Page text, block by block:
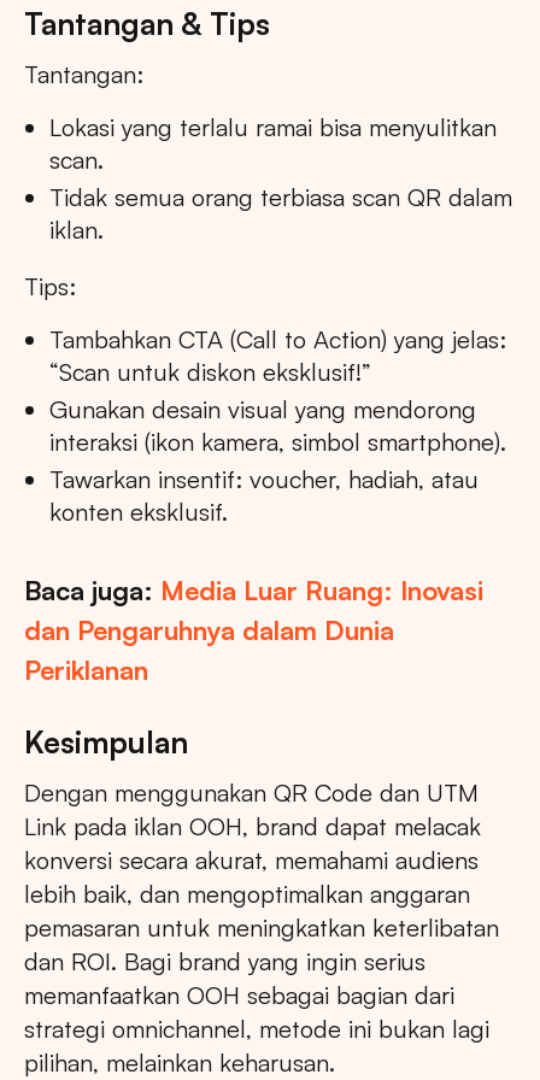
Tantangan & Tips
Tantangan:
Lokasi yang terlalu ramai bisa menyulitkan
scan.
Tidak semua orang terbiasa scan QR dalam
iklan.
Tips:
Tambahkan CTA (Call to Action) yang jelas:
“Scan untuk diskon eksklusif!”
Gunakan desain visual yang mendorong
interaksi (ikon kamera, simbol smartphone).
Tawarkan insentif: voucher, hadiah, atau
konten eksklusif.
Baca juga: Media Luar Ruang: Inovasi
dan Pengaruhnya dalam Dunia
Periklanan
Kesimpulan
Dengan menggunakan QR Code dan UTM
Link pada iklan OOH, brand dapat melacak
konversi secara akurat, memahami audiens
lebih baik, dan mengoptimalkan anggaran
pemasaran untuk meningkatkan keterlibatan
dan ROI. Bagi brand yang ingin serius
memanfaatkan OOH sebagai bagian dari
strategi omnichannel, metode ini bukan lagi
pilihan, melainkan keharusan.